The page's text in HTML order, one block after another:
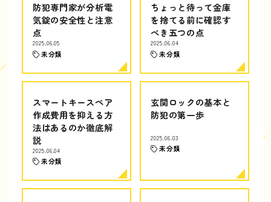
防犯専門家が分析電
気錠の安全性と注意
点
2025.06.05
未分類
ちょっと待って金庫
を捨てる前に確認す
べき五つの点
2025.06.04
未分類
スマートキースペア
作成費用を抑える方
法はあるのか徹底解
説
2025.06.04
未分類
玄関ロックの基本と
防犯の第一歩
2025.06.03
未分類